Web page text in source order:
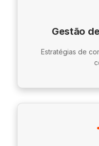
Gestão
Estratégias de